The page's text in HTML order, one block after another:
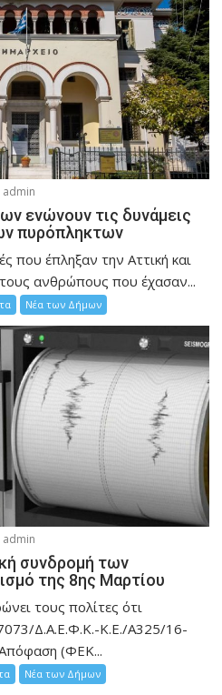
admin
ενώνουν τις δυνάμεις
πυρόπληκτων
που έπληξαν την Αττική και
ανθρώπους που έχασαν...
Νέα των Δήμων
admin
συνδρομή των
της 8ης Μαρτίου
τους πολίτες ότι
Δ.Α.Ε.Φ.Κ.-Κ.Ε./Α325/16-
(ΦΕΚ...
Νέα των Δήμων